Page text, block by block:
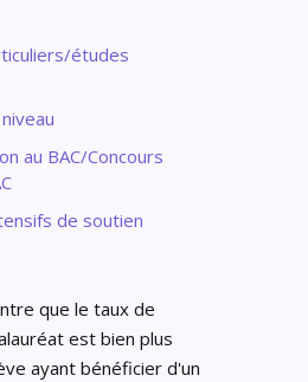
études
au BAC/Concours
de soutien
que le taux de
est bien plus
ayant bénéficier d'un